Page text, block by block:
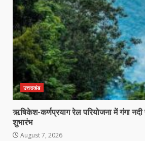
उत्तराखंड
ऋषिकेश-कर्णप्रयाग रेल परियोजना में गंगा
शुभारंभ
August 7, 2026